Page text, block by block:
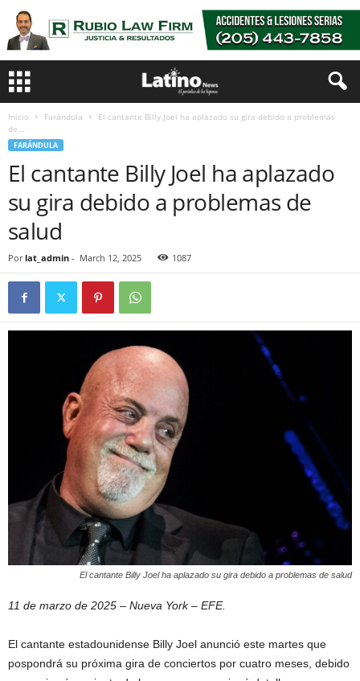
Inicio Farándula
El cantante Billy Joel ha aplazado su gira debido a problemas
de...
FARÁNDULA
El cantante Billy Joel ha aplazado
su gira debido a problemas de
salud
Por lat_admin - March 12, 2025 1087
El cantante Billy Joel ha aplazado su gira debido a problemas de salud
11 de marzo de 2025 – Nueva York – EFE.
El cantante estadounidense Billy Joel anunció este martes que
pospondrá su próxima gira de conciertos por cuatro meses, debido